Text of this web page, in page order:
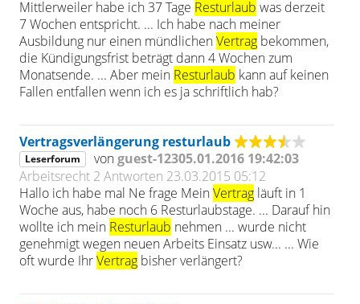
Mittlerweiler habe ich 37 Tage Resturlaub was derzeit
7 Wochen entspricht. ... Ich habe nach meiner
Ausbildung nur einen mündlichenVertrag bekommen,
die Kündigungsfrist beträgt dann 4 Wochen zum
Monatsende. ... Aber mein Resturlaub kann auf keinen
Fallen entfallen wenn ich es ja schriftlich hab?
Vertragsverlängerung resturlaub
Leserforum von guest-12305.01.2016 19:42:03
Arbeitsrecht 2 Antworten 23.03.2015 05:12
Hallo ich habe mal Ne frage MeinVertrag läuft in 1
Woche aus, habe noch 6 Resturlaubstage. ... Darauf hin
wollte ich mein Resturlaub nehmen ... wurde nicht
genehmigt wegen neuen Arbeits Einsatz usw... ... Wie
oft wurde IhrVertrag bisher verlängert?